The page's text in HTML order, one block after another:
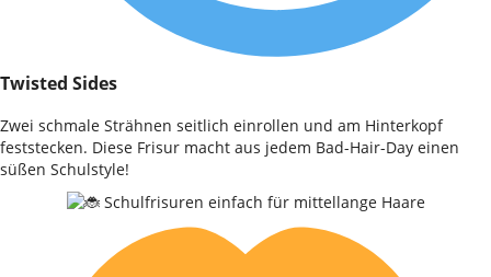
Twisted Sides
Zwei schmale Strähnen seitlich einrollen und am Hinterkopf
feststecken. Diese Frisur macht aus jedem Bad-Hair-Day einen
süßen Schulstyle!